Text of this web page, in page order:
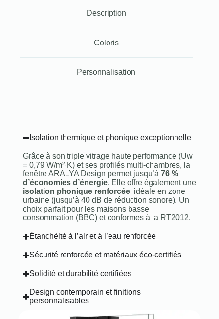
Description
Coloris
Personnalisation
Isolation thermique et phonique exceptionnelle
Grâce à son triple vitrage haute performance (Uw
= 0,79 W/m²·K) et ses profilés multi-chambres, la
fenêtre ARALYA Design permet jusqu’à 76 %
d’économies d’énergie. Elle offre également une
isolation phonique renforcée, idéale en zone
urbaine (jusqu’à 40 dB de réduction sonore). Un
choix parfait pour les maisons basse
consommation (BBC) et conformes à la RT2012.
Étanchéité à l’air et à l’eau renforcée
Sécurité renforcée et matériaux éco-certifiés
Solidité et durabilité certifiées
Design contemporain et finitions
personnalisables